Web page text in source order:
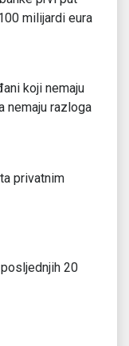
milijardi eura
koji nemaju
nemaju razloga
privatnim
20